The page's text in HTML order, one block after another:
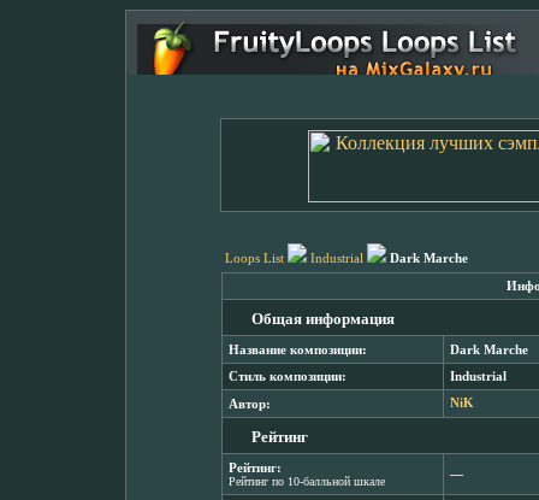
Loops List Industrial Dark Marche
Общая информация
Название композиции: Dark Marche
Стиль композиции: Industrial
Автор: NiK
Рейтинг
Рейтинг:
Рейтинг по 10-балльной шкале
―